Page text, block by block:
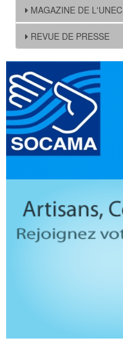
MAGAZINE DE L'UNEC
REVUE DE PRESSE